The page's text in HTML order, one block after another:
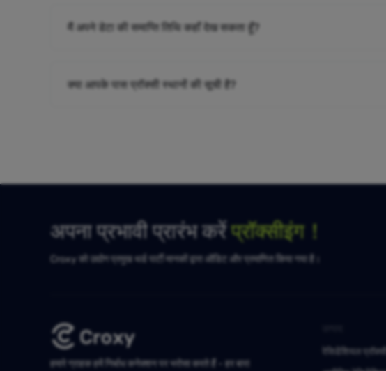
मैं अपने डेटा की समाप्ति तिथि कहाँ देख सकता हूँ?
क्या आपके पास प्रॉक्सी स्थानों की सूची है?
अपना प्रभावी प्रारंभ करेंप्रॉक्सीइंग！
Croxy को उद्योग प्रमुख थर्ड पार्टी मानकों द्वारा ऑडिट और प्रमाणित किया गया है।
हमारे ग्राहक हमें निर्बाध कनेक्शन पर भरोसा करते हैं - हर बार!
रेसिडेंशियल प्रॉक्सी